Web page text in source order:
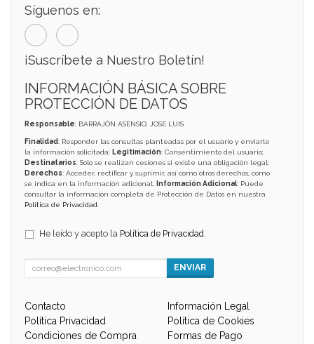
Síguenos en:
¡Suscríbete a Nuestro Boletín!
INFORMACIÓN BÁSICA SOBRE
PROTECCIÓN DE DATOS
Responsable: BARRAJÓN ASENSIO, JOSE LUIS
Finalidad: Responder las consultas planteadas por el usuario y enviarle
la información solicitada; Legitimación: Consentimiento del usuario;
Destinatarios: Solo se realizan cesiones si existe una obligación legal;
Derechos: Acceder, rectificar y suprimir, así como otros derechos, como
se indica en la información adicional;
Información Adicional: Puede
consultar la información completa de Protección de Datos en nuestra
Política de Privacidad
He leído y acepto la Política de Privacidad
ENVIAR
Contacto
Información Legal
Política Privacidad
Política de Cookies
Condiciones de Compra
Formas de Pago